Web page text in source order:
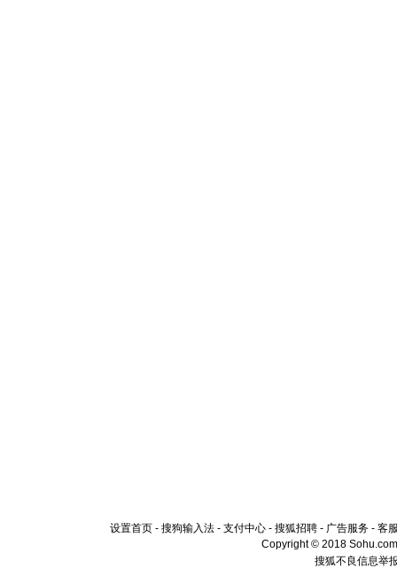
设置首页 - 搜狗输入法 - 支付中心 - 搜狐招聘 - 广告服务 - 客
Copyright © 2018
搜狐不良信息举